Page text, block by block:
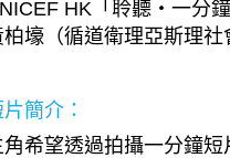
HK「聆聽・一分
柏壕（循道衛理亞斯理社
簡介：
角希望透過拍攝一分鐘短